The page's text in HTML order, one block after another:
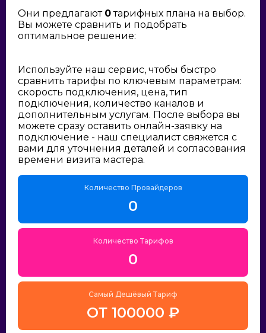
Они предлагают 0тарифных плана на выбор.
Вы можете сравнить и подобрать
оптимальное решение:
Используйте наш сервис, чтобы быстро
сравнить тарифы по ключевым параметрам:
скорость подключения, цена, тип
подключения, количество каналов и
дополнительным услугам. После выбора вы
можете сразу оставить онлайн-заявку на
подключение - наш специалист свяжется с
вами для уточнения деталей и согласования
времени визита мастера.
Количество Провайдеров
0
Количество Тарифов
0
Самый Дешёвый Тариф
ОТ 100000 ₽